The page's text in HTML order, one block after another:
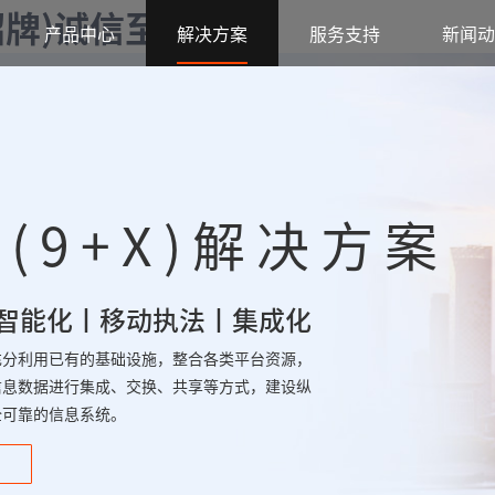
)诚信至上
产品中心 解决方案 服务支持 新闻
解决方案
能化丨移动执法丨集成化
利用已有的基础设施，整合各类平台资源，
数据进行集成、交换、共享等方式，建设纵
靠的信息系统。